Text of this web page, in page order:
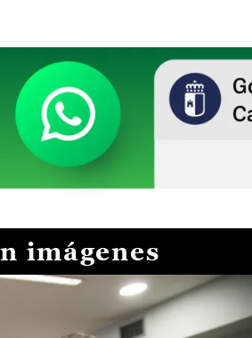
imágenes